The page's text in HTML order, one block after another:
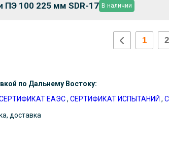
ПЭ 100 225 мм SDR-17 В наличии
1 2
по Дальнему Востоку:
ЕАЭС, СЕРТИФИКАТ ИСПЫТАНИЙ ,
доставка